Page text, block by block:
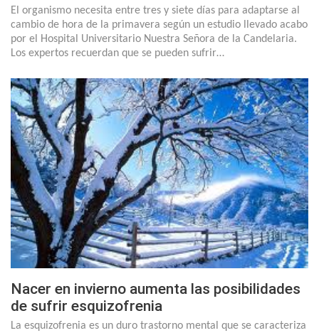
El organismo necesita entre tres y siete días para adaptarse al
cambio de hora de la primavera según un estudio llevado acabo
por el Hospital Universitario Nuestra Señora de la Candelaria.
Los expertos recuerdan que se pueden sufrir…
Nacer en invierno aumenta las posibilidades
de sufrir esquizofrenia
La esquizofrenia es un duro trastorno mental que se caracteriza